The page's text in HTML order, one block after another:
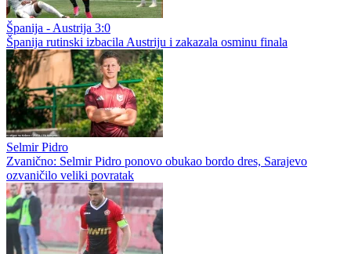
Španija - Austrija 3:0
Španija rutinski izbacila Austriju i zakazala osminu finala
Selmir Pidro
Zvanično: Selmir Pidro ponovo obukao bordo dres, Sarajevo
ozvaničilo veliki povratak